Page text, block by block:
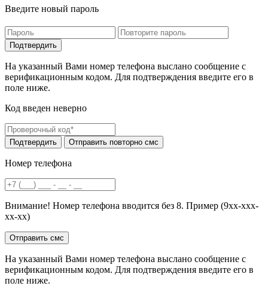
Введите новый пароль
На указанный Вами номер телефона выслано сообщение с
верификационным кодом. Для подтверждения введите его в
поле ниже.
Код введен неверно
Номер телефона
Внимание! Номер телефона вводится без 8. Пример (9хх-ххх-
хх-хх)
На указанный Вами номер телефона выслано сообщение с
верификационным кодом. Для подтверждения введите его в
поле ниже.